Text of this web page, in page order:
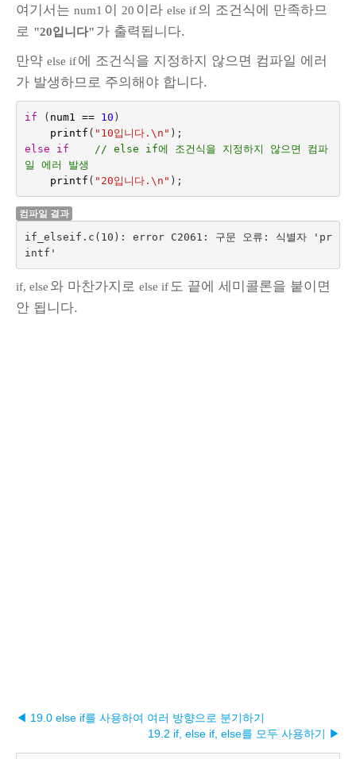
여기서는 num1 이 20 이라 else if의 조건식에 만족하므
로 "20입니다" 가 출력됩니다.
만약 else if에 조건식을 지정하지 않으면 컴파일 에러
가 발생하므로 주의해야 합니다.
if ( num1 == 10 )
printf ( "10입니다. \n " );
else
if
// else if에 조건식을 지정하지 않으면 컴파
일 에러 발생
printf ( "20입니다. \n " );
컴파일 결과
if_elseif.c(10): error C2061: 구문 오류: 식별자 'pr
if, else 와 마찬가지로 else if도 끝에 세미콜론을 붙이면
안 됩니다.
◀ 19.0 else if를 사용하여 여러 방향으로 분기하기
19.2 if, else if, else를 모두 사용하기 ▶︎